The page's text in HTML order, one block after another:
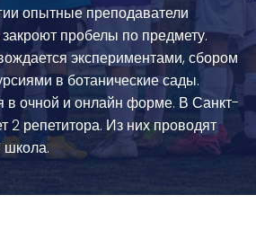
опытные преподаватели
пробелы по предмету.
экспериментами, сбором
в ботанические сады.
в очной и онлайн форме. В Санкт-
2 репетитора. Из них проводят
школа.